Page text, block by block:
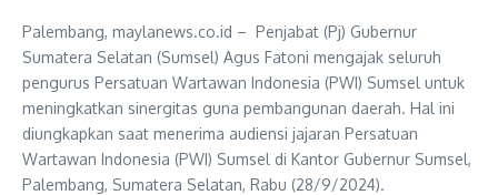
Palembang, maylanews.co.id – Penjabat (Pj) Gubernur
Sumatera Selatan (Sumsel) Agus Fatoni mengajak seluruh
pengurus Persatuan Wartawan Indonesia (PWI) Sumsel untuk
meningkatkan sinergitas guna pembangunan daerah. Hal ini
diungkapkan saat menerima audiensi jajaran Persatuan
Wartawan Indonesia (PWI) Sumsel di Kantor Gubernur Sumsel,
Palembang, Sumatera Selatan, Rabu (28/9/2024).